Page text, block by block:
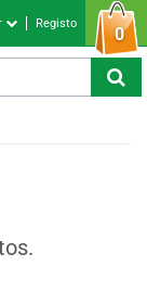
0
Registo